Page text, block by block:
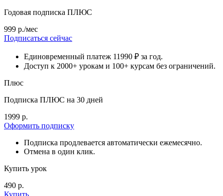
Годовая подписка ПЛЮС
999 р./мес
Подписаться сейчас
Единовременный платеж 11990 ₽ за год.
Доступ к 2000+ урокам и 100+ курсам без ограничений.
Плюс
Подписка ПЛЮС на 30 дней
1999 р.
Оформить подписку
Подписка продлевается автоматически ежемесячно.
Отмена в один клик.
Купить урок
490 р.
Купить